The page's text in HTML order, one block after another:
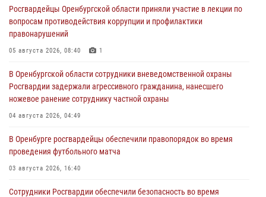
Росгвардейцы Оренбургской области приняли участие в лекции по
вопросам противодействия коррупции и профилактики
правонарушений
05 августа 2026, 08:40 1
В Оренбургской области сотрудники вневедомственной охраны
Росгвардии задержали агрессивного гражданина, нанесшего
ножевое ранение сотруднику частной охраны
04 августа 2026, 04:49
В Оренбурге росгвардейцы обеспечили правопорядок во время
проведения футбольного матча
03 августа 2026, 16:40
Сотрудники Росгвардии обеспечили безопасность во время